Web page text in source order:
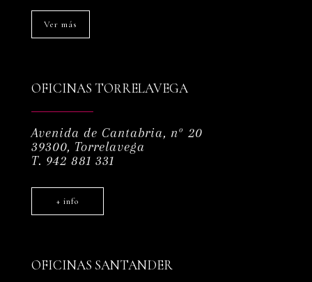
Ver más
OFICINAS TORRELAVEGA
Avenida de Cantabria, nº 20
39300, Torrelavega
T. 942 881 331
+ info
OFICINAS SANTANDER